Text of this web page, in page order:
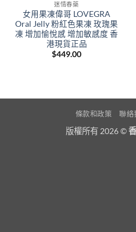
迷情春藥
女用果凍偉哥 LOVEGRA
Oral Jelly 粉紅色果凍 玫瑰果
凍 增加愉悅感 增加敏感度 香
港現貨正品
$449.00
條款和政策 聯絡
版權所有 2026 ©